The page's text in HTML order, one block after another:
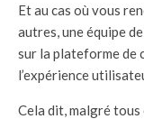
Et au cas où vous
autres, une équipe
sur la plateforme de
l’expérience
Cela dit, malgré